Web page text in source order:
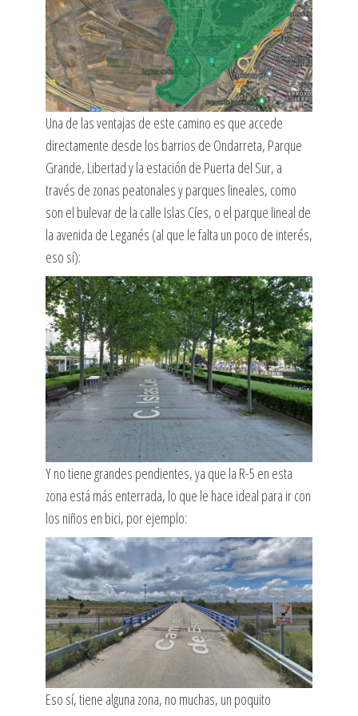
Una de las ventajas de este camino es que accede
directamente desde los barrios de Ondarreta, Parque
Grande, Libertad y la estación de Puerta del Sur, a
través de zonas peatonales y parques lineales, como
son el bulevar de la calle Islas Cíes, o el parque lineal de
la avenida de Leganés (al que le falta un poco de interés,
eso sí):
Y no tiene grandes pendientes, ya que la R-5 en esta
zona está más enterrada, lo que le hace ideal para ir con
los niños en bici, por ejemplo:
Eso sí, tiene alguna zona, no muchas, un poquito